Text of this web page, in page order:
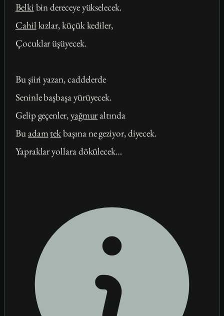
Belki bin dereceye yükselecek.
Cahil kızlar, küçük kediler,
Çocuklar üşüyecek.
Bu şiiri yazan, caddelerde
Seninle başbaşa yürüyecek.
Gelip geçenler,yağmuraltında
Buadamtekbaşına ne geziyor, diyecek.
Yapraklar yollara dökülecek…